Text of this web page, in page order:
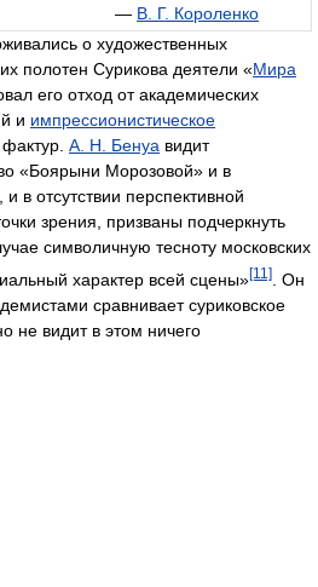
— В. Г. Короленко
о художественных
полотен Сурикова деятели «Мира
его отход от академических
и импрессионистическое
А. Н. Бенуа видит
«Боярыни Морозовой» и в
в отсутствии перспективной
зрения, призваны подчеркнуть
символичную тесноту московских
характер всей сцены»[11]
. Он
сравнивает суриковское
не видит в этом ничего